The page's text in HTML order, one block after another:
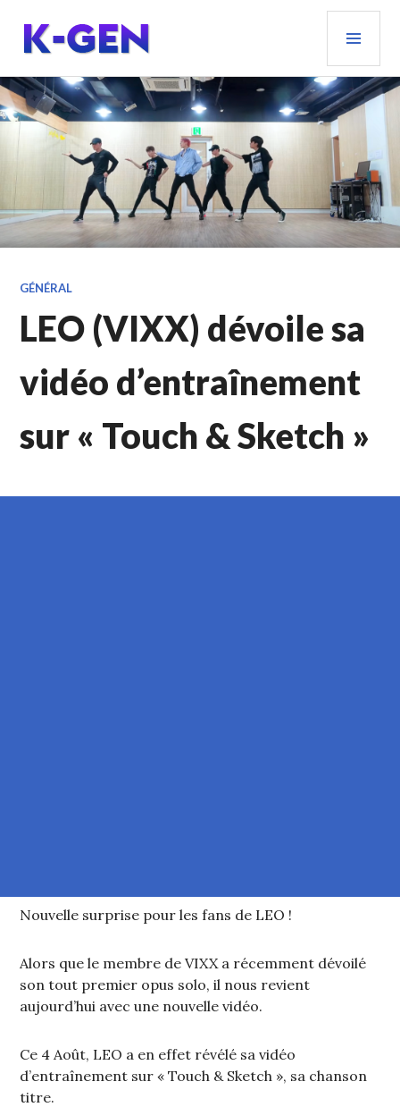
contenu
principal
K-GEN
GÉNÉRAL
LEO (VIXX) dévoile sa
vidéo d’entraînement
sur « Touch & Sketch »
Nouvelle surprise pour les fans de LEO !
Alors que le membre de VIXX a récemment dévoilé
son tout premier opus solo, il nous revient
aujourd’hui avec une nouvelle vidéo.
Ce 4 Août, LEO a en effet révélé sa vidéo
d’entraînement sur « Touch & Sketch », sa chanson
titre.